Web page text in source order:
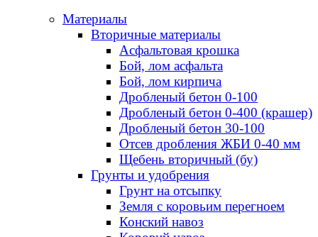
Материалы
Вторичные материалы
Асфальтовая крошка
Бой, лом асфальта
Бой, лом кирпича
Дробленый бетон 0-100
Дробленый бетон 0-400 (крашер)
Дробленый бетон 30-100
Отсев дробления ЖБИ 0-40 мм
Щебень вторичный (бу)
Грунты и удобрения
Грунт на отсыпку
Земля с коровьим перегноем
Конский навоз